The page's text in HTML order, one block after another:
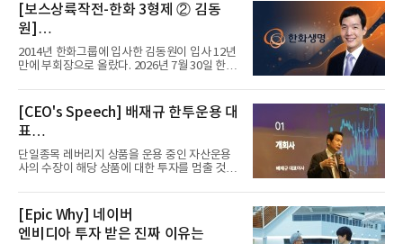
[보스상륙작전-한화 3형제 ② 김동
원]
입사 12년 만에 금융계열 수장 등극
2014년 한화그룹에 입사한 김동원이 입사 12년
만에 부회장으로 올랐다. 2026년 7월 30일 한화
[CEO's Speech] 배재규 한투운용 대
표
“개별종목 레버리지 투자 지금이라도
멈춰라”
단일종목 레버리지 상품을 운용 중인 자산운용
사의 수장이 해당 상품에 대한 투자를 멈출 것을
[Epic Why] 네이버
엔비디아 투자 받은 진짜 이유는